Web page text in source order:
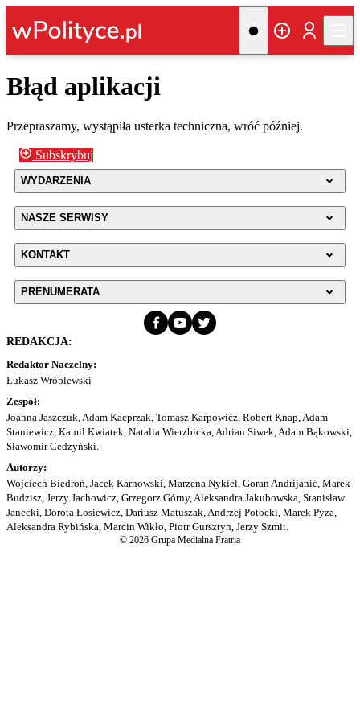
Błąd aplikacji
Przepraszamy, wystąpiła usterka techniczna, wróć później.
Subskrybuj
WYDARZENIA
NASZE SERWISY
KONTAKT
PRENUMERATA
REDAKCJA:
Redaktor Naczelny:
Łukasz Wróblewski
Zespół:
Joanna Jaszczuk, Adam Kacprzak, Tomasz Karpowicz, Robert Knap, Adam
Staniewicz, Kamil Kwiatek, Natalia Wierzbicka, Adrian Siwek, Adam Bąkowski,
Sławomir Cedzyński.
Autorzy:
Wojciech Biedroń, Jacek Karnowski, Marzena Nykiel, Goran Andrijanić, Marek
Budzisz, Jerzy Jachowicz, Grzegorz Górny, Aleksandra Jakubowska, Stanisław
Janecki, Dorota Łosiewicz, Dariusz Matuszak, Andrzej Potocki, Marek Pyza,
Aleksandra Rybińska, Marcin Wikło, Piotr Gursztyn, Jerzy Szmit.
© 2026 Grupa Medialna Fratria